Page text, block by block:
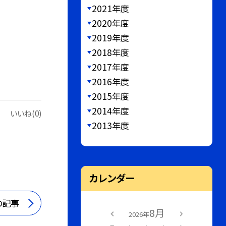
いいね(0)
事
2021年度
2020年度
2019年度
2018年度
2017年度
2016年度
2015年度
2014年度
2013年度
カレンダー
2026年8月